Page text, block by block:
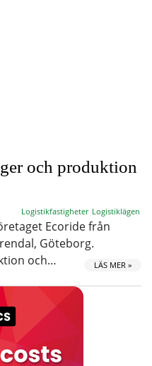
och produktion
Logistikfastigheter Logistiklägen
Ecoride från
Göteborg.
och…
LÄS MER »